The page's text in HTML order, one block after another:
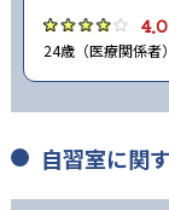
4.0
24歳（医療関係者
自習室に関